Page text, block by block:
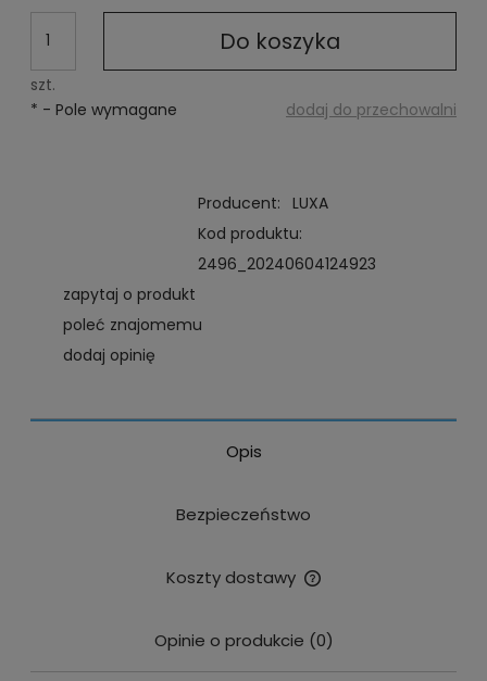
szt.
Do koszyka
dodaj do przechowalni
* - Pole wymagane
Producent: LUXA
Kod produktu:
2496_20240604124923
zapytaj o produkt
poleć znajomemu
dodaj opinię
Opis
Bezpieczeństwo
Koszty dostawy
Opinie o produkcie (0)